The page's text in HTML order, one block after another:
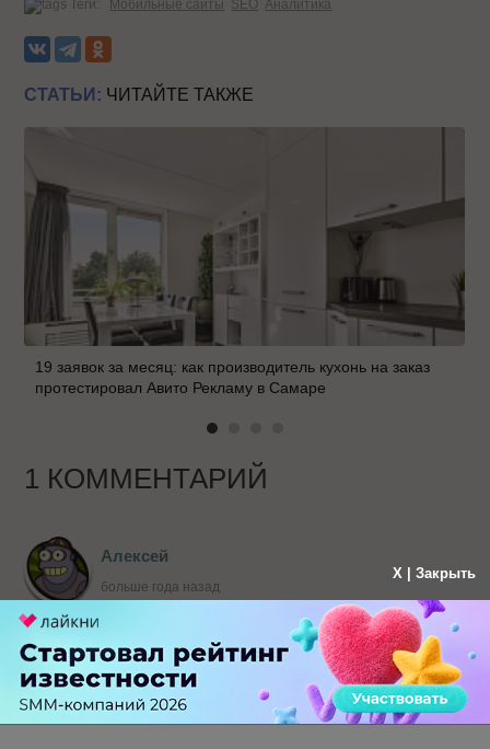
Теги: Мобильные сайты SEO Аналитика
СТАТЬИ: ЧИТАЙТЕ ТАКЖЕ
19 заявок за месяц: как производитель кухонь на заказ
протестировал Авито Рекламу в Самаре
1 КОММЕНТАРИЙ
Алексей
больше года назад
Оптимизация и развитие вот, что требовалось
для моего сайта. В
exiterra.com/seo/optimizatsiya-sayta/ мне
предоставили бесплатный SEO-аудит,
преимуществом услуги решил
воспользоваться.
X | Закрыть